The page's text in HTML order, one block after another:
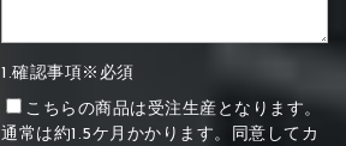
1.確認事項※必須
こちらの商品は受注生産となります。
通常は約1.5ケ月かかります。同意してカ